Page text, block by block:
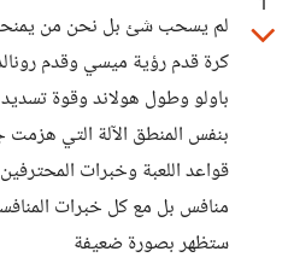
لم يسحب شئ بل نحن من يمنحه
كرة قدم رؤية ميسي وقدم
باولو وطول هولاند وقوة
بنفس المنطق الآلة التي
قواعد اللعبة وخبرات
منافس بل مع كل خبرات
ستظهر بصورة ضعيفة